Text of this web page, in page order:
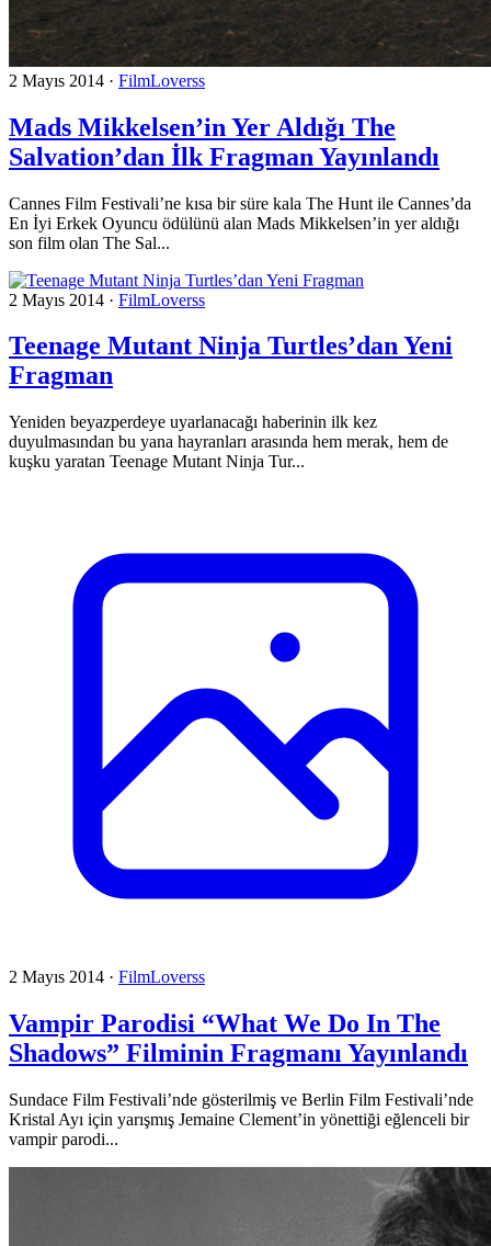
2 Mayıs 2014 · FilmLoverss
Mads Mikkelsen’in Yer Aldığı The
Salvation’dan İlk Fragman Yayınlandı
Cannes Film Festivali’ne kısa bir süre kala The Hunt ile Cannes’da
En İyi Erkek Oyuncu ödülünü alan Mads Mikkelsen’in yer aldığı
son film olan The Sal...
2 Mayıs 2014 · FilmLoverss
Teenage Mutant Ninja Turtles’dan Yeni
Fragman
Yeniden beyazperdeye uyarlanacağı haberinin ilk kez
duyulmasından bu yana hayranları arasında hem merak, hem de
kuşku yaratan Teenage Mutant Ninja Tur...
2 Mayıs 2014 · FilmLoverss
Vampir Parodisi “What We Do In The
Shadows” Filminin Fragmanı Yayınlandı
Sundace Film Festivali’nde gösterilmiş ve Berlin Film Festivali’nde
Kristal Ayı için yarışmış Jemaine Clement’in yönettiği eğlenceli bir
vampir parodi...